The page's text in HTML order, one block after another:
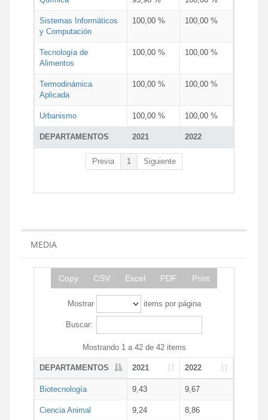
DEPARTAMENTOS 2021 2022
Sistemas Informáticos
y Computación
100,00 % 100,00 %
Tecnología de
Alimentos
100,00 % 100,00 %
Termodinámica
Aplicada
100,00 % 100,00 %
Urbanismo 100,00 % 100,00 %
Previa 1 Siguiente
MEDIA
Copy CSV Excel PDF Print
Mostrar items por página
Buscar:
Mostrando 1 a 42 de 42 items
DEPARTAMENTOS 2021 2022
Biotecnología 9,43 9,67
Ciencia Animal 9,24 8,86